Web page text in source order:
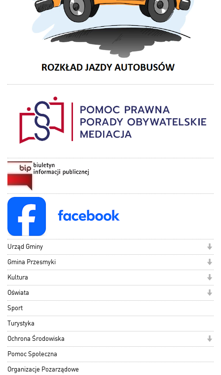
Urząd Gminy
Gmina Przesmyki
Kultura
Oświata
Sport
Turystyka
Ochrona Środowiska
Pomoc Społeczna
Organizacje Pozarządowe